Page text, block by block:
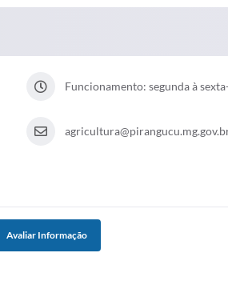
Funcionamento: segunda à
Avaliar Informação